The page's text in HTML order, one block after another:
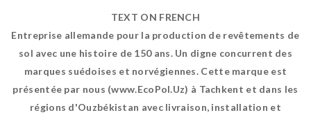
TEXT ON FRENCH
Entreprise allemande pour la production de revêtements de
sol avec une histoire de 150 ans. Un digne concurrent des
marques suédoises et norvégiennes. Cette marque est
présentée par nous (www.EcoPol.Uz) à Tachkent et dans les
régions d'Ouzbékistan avec livraison, installation et